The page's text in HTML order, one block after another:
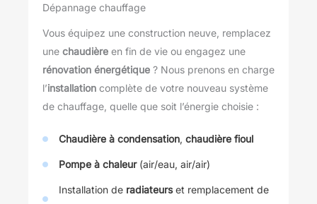
Dépannage chauffage
Vous équipez une construction neuve, remplacez
une chaudière en fin de vie ou engagez une
rénovation énergétique ? Nous prenons en charge
l’installation complète de votre nouveau système
de chauffage, quelle que soit l’énergie choisie :
Chaudière à condensation, chaudière fioul
Pompe à chaleur(air/eau, air/air)
Installation de radiateurset remplacement de